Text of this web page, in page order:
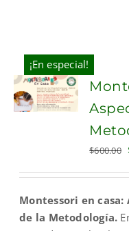
¡En especial!
ADD TO
CART
$600.00
Montessori en casa:
de la Metodología.